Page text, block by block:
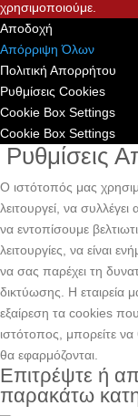
χρησιμοποιούμε.
Αποδοχή
Απόρριψη Όλων
Πολιτική Απορρήτου
Ρυθμίσεις Cookies
Cookie Box Settings
Cookie Box Settings
Ρυθμίσεις
Ο ιστότοπός μας
λειτουργεί, να
να εντοπίσουμε
λειτουργίες, να είναι
να σας παρέχει τη
δικτύωσης. H
εξαίρεση τα cookies που
ιστότοπος, μπορείτε
θα εφαρμόζονται.
Επιτρέψτε ή
παρακάτω